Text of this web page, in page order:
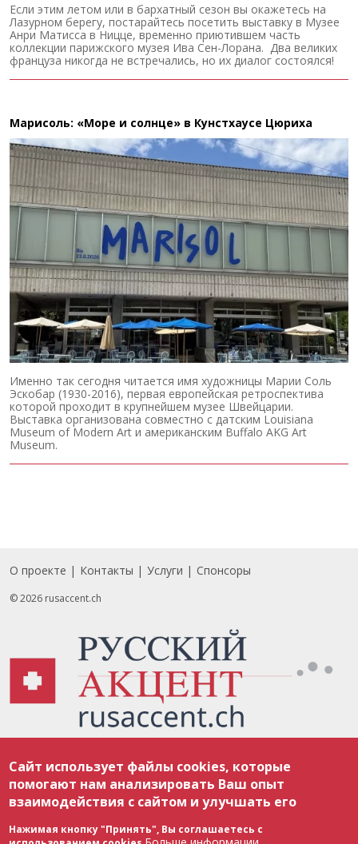
Если этим летом или в бархатный сезон вы окажетесь на
Лазурном берегу, постарайтесь посетить выставку в Музее
Анри Матисса в Ницце, временно приютившем часть
коллекции парижского музея Ива Сен-Лорана. Два великих
француза никогда не встречались, но их диалог состоялся!
Марисоль: «Море и солнце» в Кунстхаусе Цюриха
Именно так сегодня читается имя художницы Марии Соль
Эскобар (1930-2016), первая европейская ретроспектива
которой проходит в крупнейшем музее Швейцарии.
Выставка организована совместно с датским Louisiana
Museum of Modern Art и американским Buffalo AKG Art
Museum.
Footer
О проекте Контакты Услуги Спонсоры
© 2026 rusaccent.ch
соответствии с законодательством Швейцарии об авторском праве и
международными соглашениями. Полное или частичное использование
материалов возможно только с разрешения редакции. В случае полного
или частичного воспроизведения материалов сайта rusaccent.ch,
ОБЯЗАТЕЛЬНА АКТИВНАЯ ГИПЕРССЫЛКА на конкретный заимствованный
текст. Фотоизображения, размещенные редакцией rusaccent.ch, являются
ее исключительной собственностью. Полное или частичное
Сайт использует файлы cookies, которые
помогают нам анализировать Ваш опыт
взаимодействия с сайтом и улучшать его
Нажимая кнопку "Принять", Вы соглашаетесь с